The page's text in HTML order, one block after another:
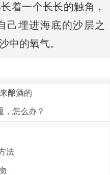
着一个长长的触角，
己埋进海底的沙层之
中的氧气。
酿酒的
，怎么办？
法